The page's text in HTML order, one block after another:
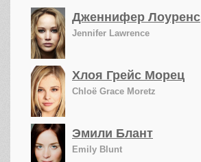
Дженнифер Лоуренс
Jennifer Lawrence
Хлоя Грейс Морец
Chloë Grace Moretz
Эмили Блант
Emily Blunt